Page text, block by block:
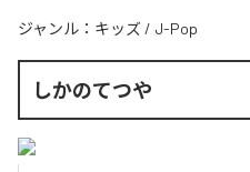
ジャンル： キッズ / J-Pop
しかのてつや